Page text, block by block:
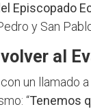
Episcopado
y San
al
un llamado
“Tenemos